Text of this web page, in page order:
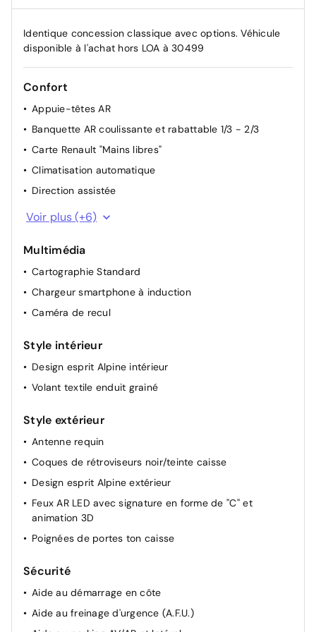
Identique concession classique avec options. Véhicule
disponible à l'achat hors LOA à 30499
Confort
Appuie-têtes AR
Banquette AR coulissante et rabattable 1/3 - 2/3
Carte Renault "Mains libres"
Climatisation automatique
Direction assistée
Hayon AR manuel
Lunette AR chauffante
Miroirs de courtoisie rétroéclairés
Plancher de coffre mobile
Renault Multi-sense
Voir plus (+6)
Multimédia
Cartographie Standard
Chargeur smartphone à induction
Caméra de recul
Style intérieur
Design esprit Alpine intérieur
Volant textile enduit grainé
Style extérieur
Antenne requin
Coques de rétroviseurs noir/teinte caisse
Design esprit Alpine extérieur
Feux AR LED avec signature en forme de ''C'' et
animation 3D
Poignées de portes ton caisse
Sécurité
Aide au démarrage en côte
Aide au freinage d'urgence (A.F.U.)